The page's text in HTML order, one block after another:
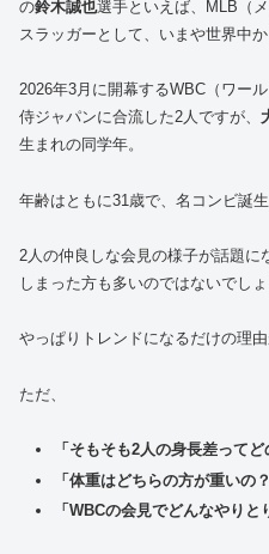
の鈴木誠也選手といえば、MLB（
スラッガーとして、いまや世界中
2026年3月に開幕するWBC（ワー
侍ジャパンに合流した2人ですが、
生まれの同学年。
年齢はともに31歳で、名コンビ誕
2人の仲良しな会見の様子が話題
しまった方も多いのではないでし
やっぱりトレンドになるだけの理
ただ、
「そもそも2人の身長差ってど
「体重はどちらの方が重いの？
「WBCの会見でどんなやりと